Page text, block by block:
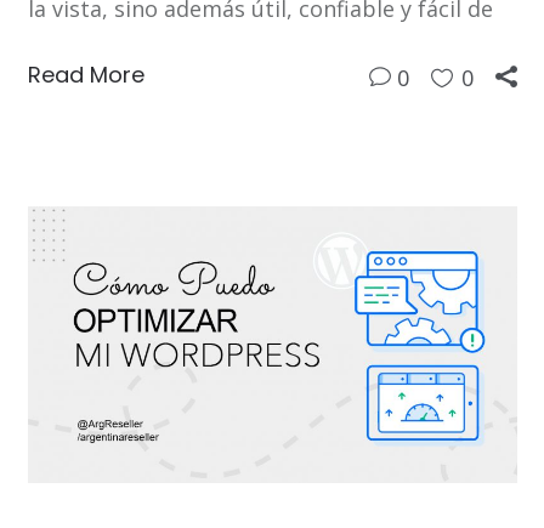
la vista, sino además útil, confiable y fácil de
Read More 0 0